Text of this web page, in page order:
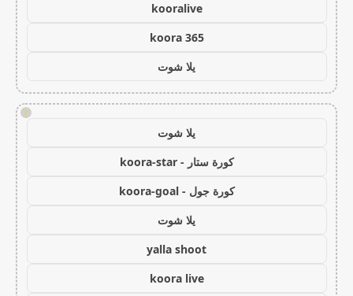
kooralive
koora 365
يلا شوت
!
يلا شوت
كورة ستار - koora-star
كورة جول - koora-goal
يلا شوت
yalla shoot
koora live